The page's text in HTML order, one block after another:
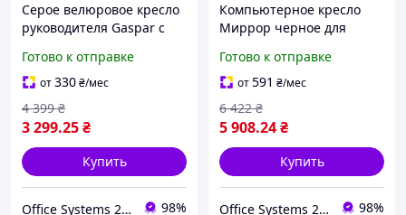
Серое велюровое кресло
руководителя Gaspar с
и механизмом anyfix для
дома и офиса AMF
Готово к отправке
от330₴/мес
3 299.25₴
4 399 ₴
Купить
Office Systems 24 - меблі для всіх! Україна! Підбираємо з любов'ю! 98%
Компьютерное кресло
Миррор черное для
эргономичной спинкой
для дома и офиса Микс
Мебель
Готово к отправке
от591 ₴/мес
5 908.24₴
6 422 ₴
Купить
Office Systems 24 - меблі для всіх! Україна! Підбираємо з любов'ю! 98%